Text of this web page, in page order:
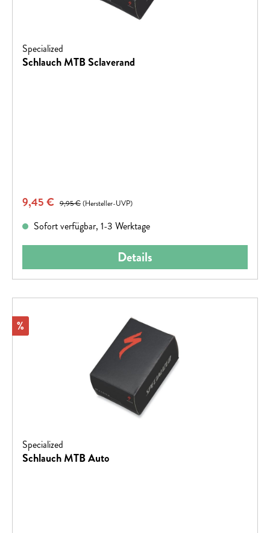
Specialized
Schlauch MTB Sclaverand
Verkaufspreis:
9,45 € Regulärer Preis:
9,95 €(Hersteller-UVP)
Sofort verfügbar, 1-3 Werktage
Details
Rabatt
%
Specialized
Schlauch MTB Auto